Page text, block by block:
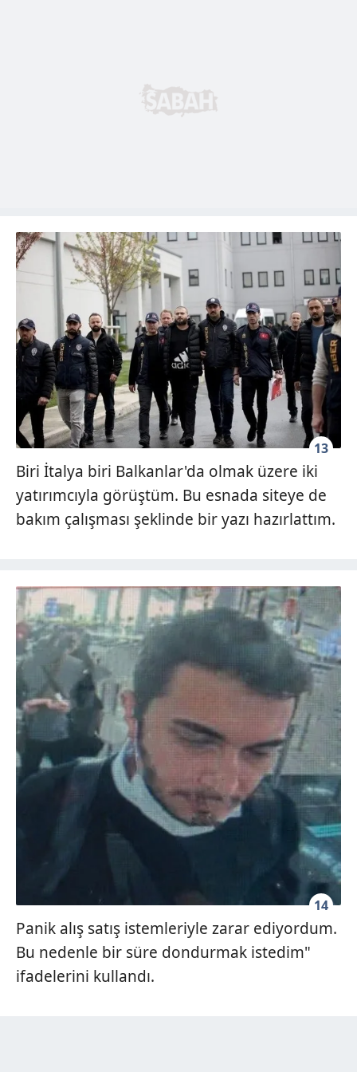
13
Biri İtalya biri Balkanlar'da olmak üzere iki
yatırımcıyla görüştüm. Bu esnada siteye de
bakım çalışması şeklinde bir yazı hazırlattım.
14
Panik alış satış istemleriyle zarar ediyordum.
Bu nedenle bir süre dondurmak istedim"
ifadelerini kullandı.